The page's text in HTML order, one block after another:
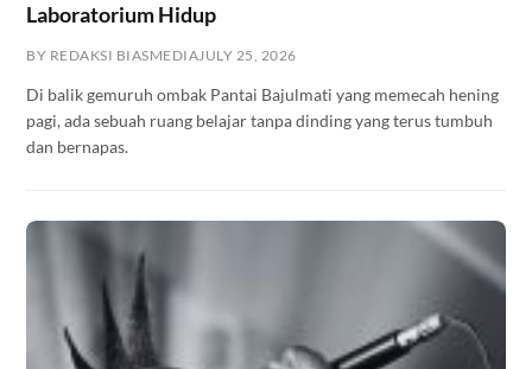
Laboratorium Hidup
BY REDAKSI BIASMEDIAJULY 25, 2026
Di balik gemuruh ombak Pantai Bajulmati yang memecah hening
pagi, ada sebuah ruang belajar tanpa dinding yang terus tumbuh
dan bernapas.